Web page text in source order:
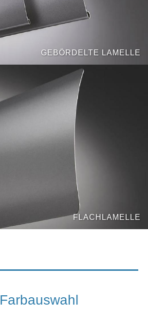
GEBÖRDELTE LAMELLE
FLACHLAMELLE
Farbauswahl